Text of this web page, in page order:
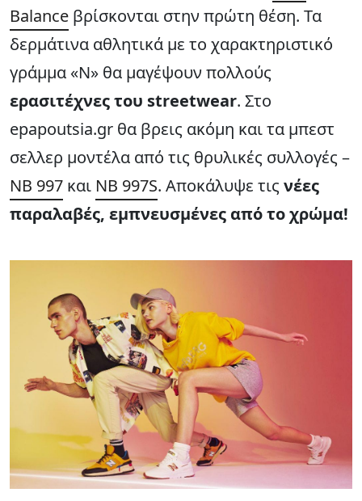
Balance βρίσκονται στην πρώτη θέση. Τα
δερμάτινα αθλητικά με το χαρακτηριστικό
γράμμα «Ν» θα μαγέψουν πολλούς
ερασιτέχνες του streetwear. Στο
epapoutsia.gr θα βρεις ακόμη και τα μπεστ
σελλερ μοντέλα από τις θρυλικές συλλογές –
NB 997 και NB 997S. Αποκάλυψε τις νέες
παραλαβές, εμπνευσμένες από το χρώμα!